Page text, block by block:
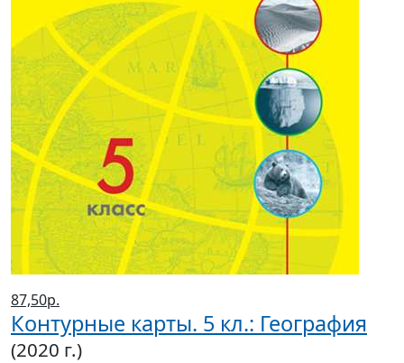
87,50р.
Контурные карты. 5 кл.: География
(2020 г.)
Матвеев А.В.